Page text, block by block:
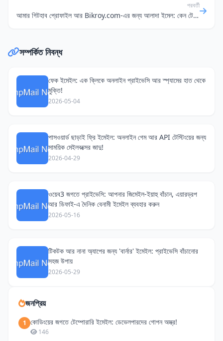
পরবর্তী
আমার গিটহাব প্রোফাইল আর Bikroy.com-এর জন্য আলাদা ইমেল: কেন টেম্পোরারি ইমেল সেরা বন্ধু?
সম্পর্কিত নিবন্ধ
ফেক ইমেইল: এক ক্লিকে অনলাইন প্রাইভেসি আর স্প্যামের হাত থেকে
মুক্তি!
2026-05-04
পাসওয়ার্ড ছাড়াই ফ্রি ইমেইল: অনলাইন গেম আর API টেস্টিংয়ের জন্য
সাময়িক মেইলবক্সের জাদু!
2026-04-29
ওয়েব3 জগতে প্রাইভেসি: আপনার জিমেইল-ইয়াহু বাঁচান, এয়ারড্রপ
আর ডিফাই-এ দৈনিক বেনামী ইমেইল ব্যবহার করুন
2026-05-16
টিকটক আর নানা অ্যাপের জন্য 'বার্নার' ইমেইল: প্রাইভেসি বাঁচানোর
সহজ উপায়
2026-05-29
জনপ্রিয়
1 কোডিংয়ের জগতে টেম্পোরারি ইমেইল: ডেভেলপারদের গোপন অস্ত্র!
146